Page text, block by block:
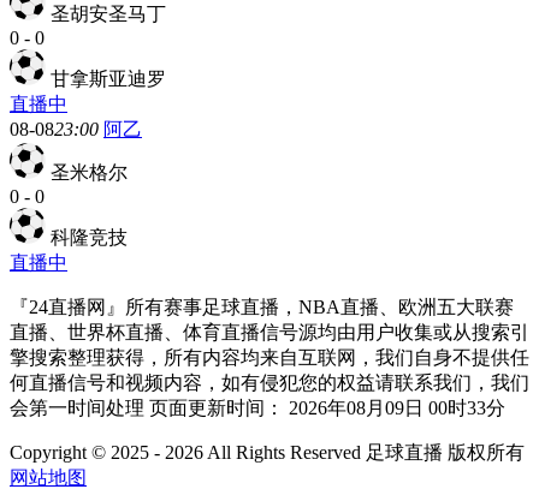
圣胡安圣马丁
0 - 0
甘拿斯亚迪罗
直播中
08-0823:00 阿乙
圣米格尔
0 - 0
科隆竞技
直播中
『24直播网』所有赛事足球直播，NBA直播、欧洲五大联赛
直播、世界杯直播、体育直播信号源均由用户收集或从搜索引
擎搜索整理获得，所有内容均来自互联网，我们自身不提供任
何直播信号和视频内容，如有侵犯您的权益请联系我们，我们
会第一时间处理 页面更新时间： 2026年08月09日 00时33分
Copyright © 2025 - 2026 All Rights Reserved 足球直播 版权所有
网站地图